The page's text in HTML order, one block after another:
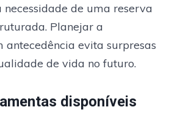
de uma reserva
Planejar a
antecedência evita surpresas
de vida no futuro.
disponíveis